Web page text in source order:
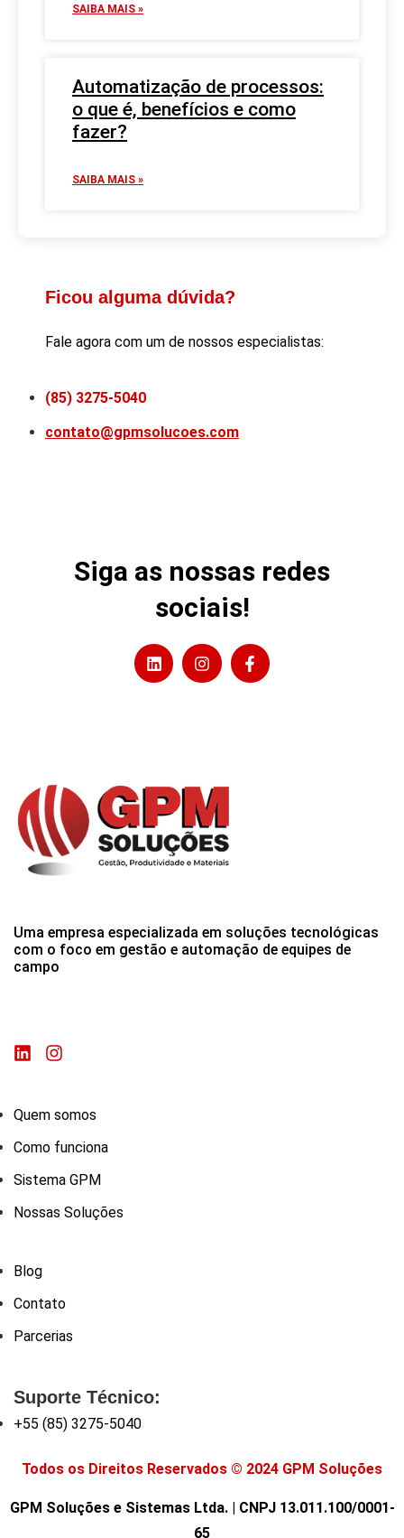
SAIBA MAIS »
Automatização de processos:
o que é, benefícios e como
fazer?
SAIBA MAIS »
Ficou alguma dúvida?
Fale agora com um de nossos especialistas:
(85) 3275-5040
contato@gpmsolucoes.com
Siga as nossas redes
sociais!
Uma empresa especializada em soluções tecnológicas
com o foco em gestão e automação de equipes de
campo
Quem somos
Como funciona
Sistema GPM
Nossas Soluções
Blog
Contato
Parcerias
Suporte Técnico:
+55 (85) 3275-5040
Todos os Direitos Reservados © 2024 GPM Soluções
GPM Soluções e Sistemas Ltda. | CNPJ 13.011.100/0001-
65